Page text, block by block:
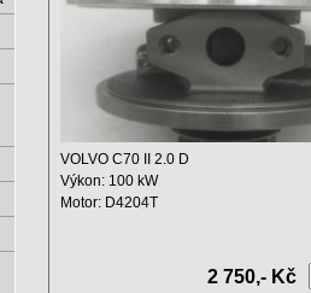
VOLVO C70 II 2.0 D
Výkon: 100 kW
Motor: D4204T
2 750,- Kč